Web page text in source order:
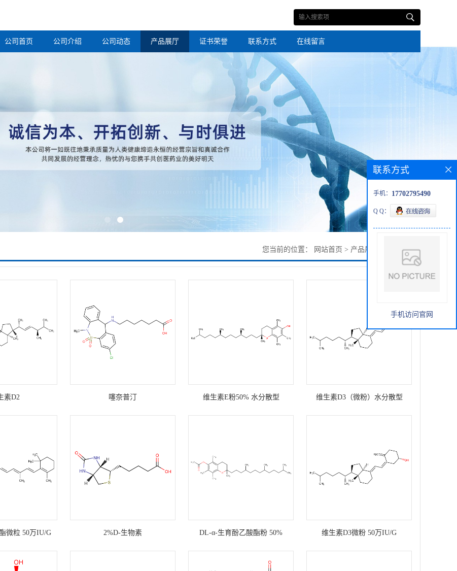
公司首页 公司介绍 公司动态 产品展厅 证书荣誉 联系方式 在线留言
您当前的位置： 网站首页 > 产品展厅 维生素系列
素D2 噻奈普汀 维生素E粉50% 水分散型 维生素D3（微粉）水分散型
微粒 50万IU/G 2%D-生物素 DL-α-生育酚乙酸酯粉 50% 维生素D3微粉 50万IU/G
联系方式
手机： 17702795490
Q Q：
手机访问官网